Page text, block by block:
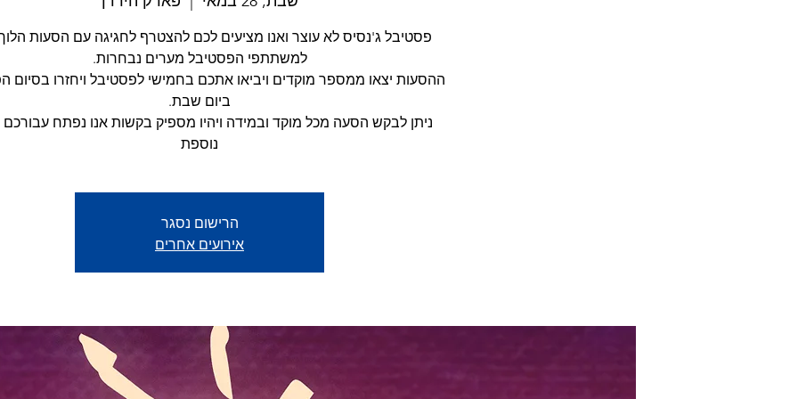
פסטיבל ג'נסיס לא עוצר ואנו מציעים לכם להצטרף לחגיגה עם הסעות
ההסעות יצאו ממספר מוקדים ויביאו אתכם בחמישי לפסטיבל ויחזרו בסיום
ניתן לבקש הסעה מכל מוקד ובמידה ויהיו מספיק בקשות אנו נפתח עבורכם
נוספת
הרישום נסגר
אירועים אחרים